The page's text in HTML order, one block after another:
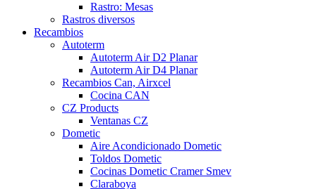
Rastro: Mesas
Rastros diversos
Recambios
Autoterm
Autoterm Air D2 Planar
Autoterm Air D4 Planar
Recambios Can, Airxcel
Cocina CAN
CZ Products
Ventanas CZ
Dometic
Aire Acondicionado Dometic
Toldos Dometic
Cocinas Dometic Cramer Smev
Claraboya